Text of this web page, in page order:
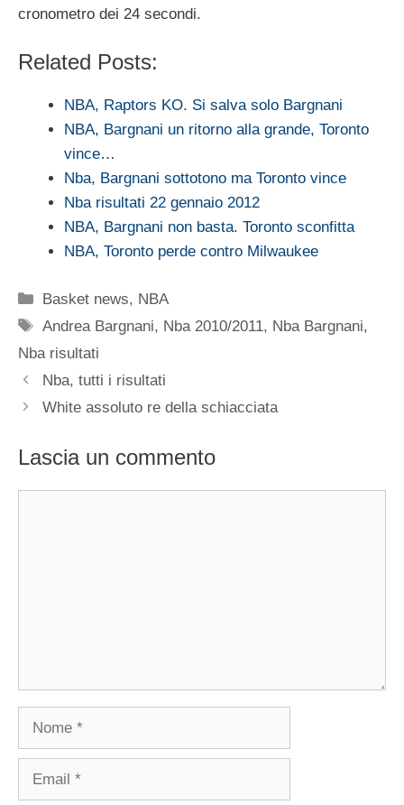
cronometro dei 24 secondi.
Related Posts:
NBA, Raptors KO. Si salva solo Bargnani
NBA, Bargnani un ritorno alla grande, Toronto
vince…
Nba, Bargnani sottotono ma Toronto vince
Nba risultati 22 gennaio 2012
NBA, Bargnani non basta. Toronto sconfitta
NBA, Toronto perde contro Milwaukee
Categorie
Basket news, NBA
Tag
Andrea Bargnani, Nba 2010/2011, Nba Bargnani,
Nba risultati
Nba, tutti i risultati
White assoluto re della schiacciata
Lascia un commento